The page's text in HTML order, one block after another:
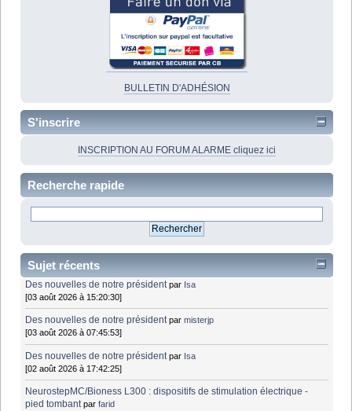
BULLETIN D'ADHÉSION
S'inscrire
INSCRIPTION AU FORUM ALARME cliquez ici
Recherche rapide
Sujet récents
Des nouvelles de notre président par Isa
[03 août 2026 à 15:20:30]
Des nouvelles de notre président parmisterjp
[03 août 2026 à 07:45:53]
Des nouvelles de notre président par Isa
[02 août 2026 à 17:42:25]
NeurostepMC/Bioness L300 : dispositifs de stimulation électrique -
pied tombant parfarid